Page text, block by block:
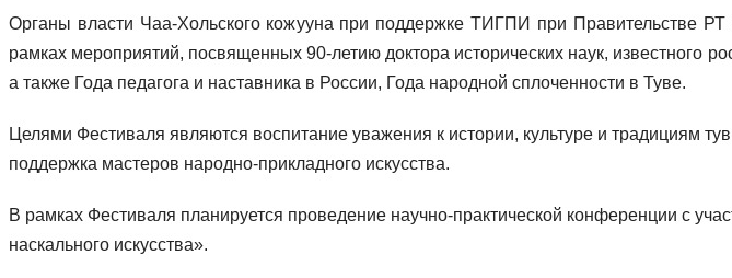
Органы власти Чаа-Хольского кожууна при поддержке ТИГПИ при Правительстве
рамках мероприятий, посвященных 90-летию доктора исторических наук, известного
а также Года педагога и наставника в России, Года народной сплоченности в Туве.
Целями Фестиваля являются воспитание уважения к истории, культуре и традициям
поддержка мастеров народно-прикладного искусства.
В рамках Фестиваля планируется проведение научно-практической конференции с
наскального искусства».